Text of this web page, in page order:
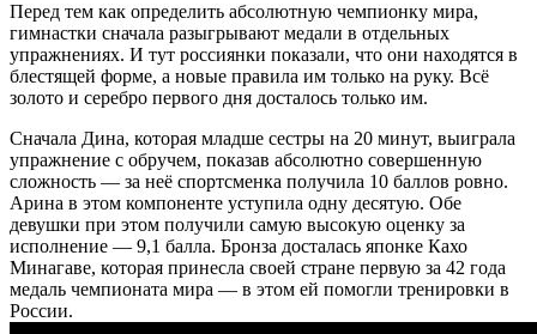
Перед тем как определить абсолютную чемпионку мира,
гимнастки сначала разыгрывают медали в отдельных
упражнениях. И тут россиянки показали, что они находятся в
блестящей форме, а новые правила им только на руку. Всё
золото и серебро первого дня досталось только им.
Сначала Дина, которая младше сестры на 20 минут, выиграла
упражнение с обручем, показав абсолютно совершенную
сложность — за неё спортсменка получила 10 баллов ровно.
Арина в этом компоненте уступила одну десятую. Обе
девушки при этом получили самую высокую оценку за
исполнение — 9,1 балла. Бронза досталась японке Кахо
Минагаве, которая принесла своей стране первую за 42 года
медаль чемпионата мира — в этом ей помогли тренировки в
России.